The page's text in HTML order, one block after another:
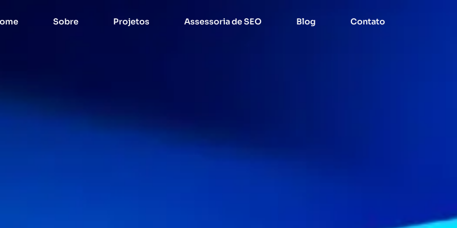
Sobre Projetos Assessoria de SEO Blog Contato